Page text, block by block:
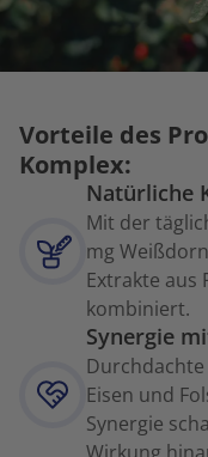
Vorteile des
Komplex:
Natürliche
Mit der
mg
Extrakte aus
kombiniert.
Synergie
Eisen und
Synergie